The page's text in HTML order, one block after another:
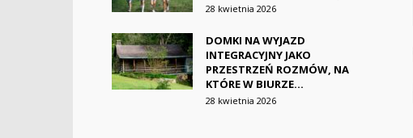
28 kwietnia 2026
DOMKI NA WYJAZD
INTEGRACYJNY JAKO
PRZESTRZEŃ ROZMÓW, NA
KTÓRE W BIURZE...
28 kwietnia 2026